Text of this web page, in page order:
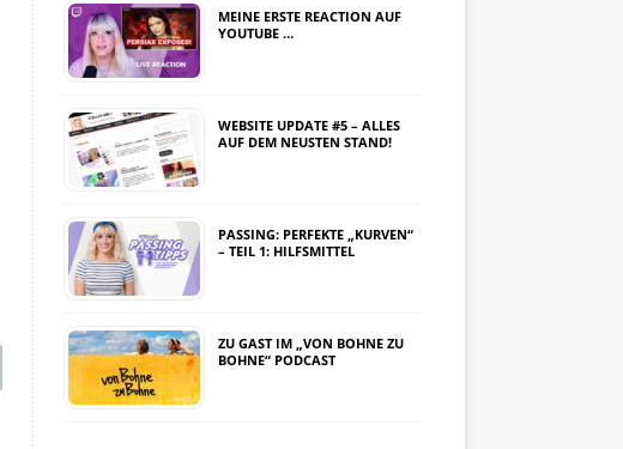
MEINE ERSTE REACTION AUF
YOUTUBE …
WEBSITE UPDATE #5 – ALLES
AUF DEM NEUSTEN STAND!
PASSING: PERFEKTE „KURVEN“
– TEIL 1: HILFSMITTEL
ZU GAST IM „VON BOHNE ZU
BOHNE“ PODCAST